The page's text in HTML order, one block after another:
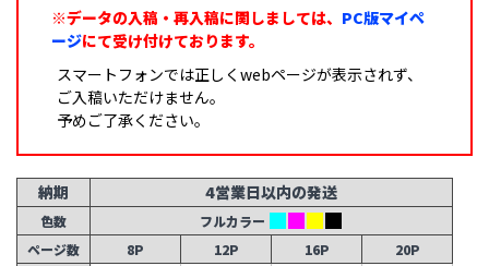
※データの入稿・再入稿に関しましては、 PC版マイペ
ージにて受け付けております。
スマートフォンでは正しくwebページが表示されず、
ご入稿いただけません。
予めご了承ください。
納期 4営業日以内の発送
色数
フルカラー
ページ数
8P 12P 16P 20P